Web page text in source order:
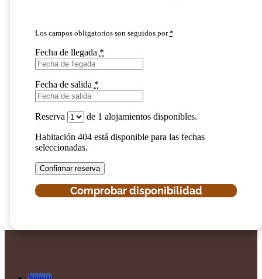
Los campos obligatorios son seguidos por*
Fecha de llegada *
Fecha de salida *
Reserva de 1 alojamientos disponibles.
Habitación 404 está disponible para las fechas
seleccionadas.